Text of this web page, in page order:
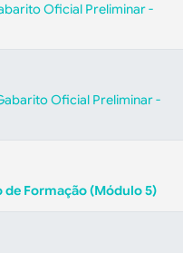
Oficial Preliminar -
Oficial Preliminar -
Formação (Módulo 5)